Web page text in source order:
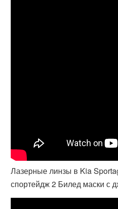
Лазерные линзы в Kia
спортейдж 2 Билед маски с